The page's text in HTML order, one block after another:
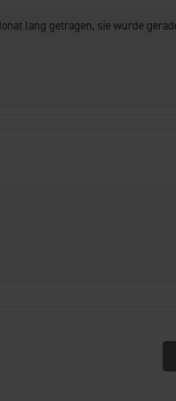
lang getragen, sie wurde